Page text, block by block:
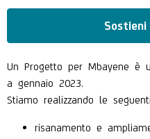
Un Progetto per Mbayene è
a gennaio 2023.
Stiamo realizzando le
risanamento e